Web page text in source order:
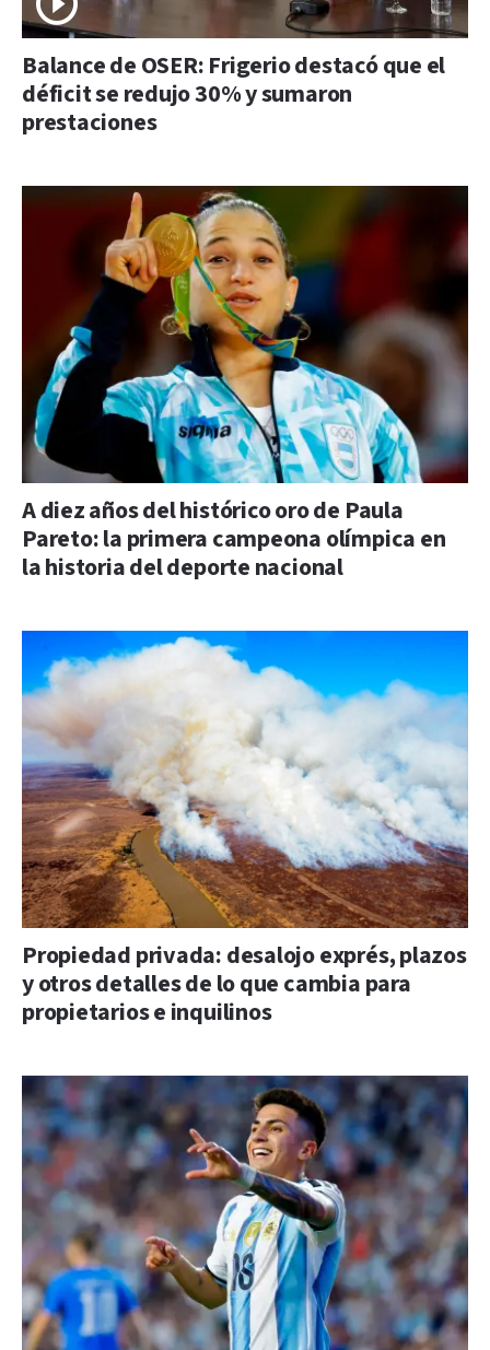
Balance de OSER: Frigerio destacó que el
déficit se redujo 30% y sumaron
prestaciones
A diez años del histórico oro de Paula
Pareto: la primera campeona olímpica en
la historia del deporte nacional
Propiedad privada: desalojo exprés, plazos
y otros detalles de lo que cambia para
propietarios e inquilinos